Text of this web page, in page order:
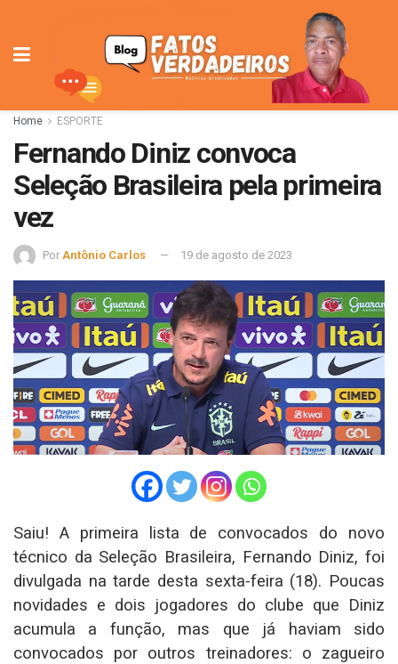
Home ESPORTE
Fernando Diniz convoca
Seleção Brasileira pela primeira
vez
Por Antônio Carlos 19 de agosto de 2023
Saiu! A primeira lista de convocados do novo
técnico da Seleção Brasileira, Fernando Diniz, foi
divulgada na tarde desta sexta-feira (18). Poucas
novidades e dois jogadores do clube que Diniz
acumula a função, mas que já haviam sido
convocados por outros treinadores: o zagueiro